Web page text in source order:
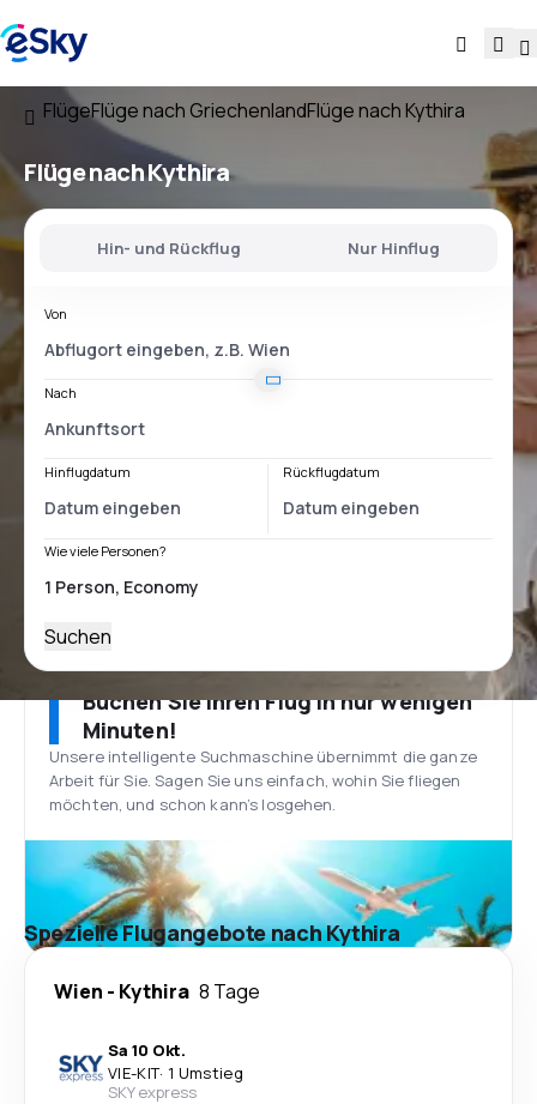
FlügeFlüge nach GriechenlandFlüge nach Kythira
Flüge nach Kythira
Hin- und Rückflug Nur Hinflug
Von
Nach
Hinflugdatum Rückflugdatum
Wie viele Personen?
Suchen
Buchen Sie Ihren Flug in nur wenigen
Minuten!
Unsere intelligente Suchmaschine übernimmt die ganze
Arbeit für Sie. Sagen Sie uns einfach, wohin Sie fliegen
möchten, und schon kann’s losgehen.
Spezielle Flugangebote nach Kythira
Wien - Kythira 8 Tage
Sa 10 Okt.
VIE-KIT· 1 Umstieg
SKY express